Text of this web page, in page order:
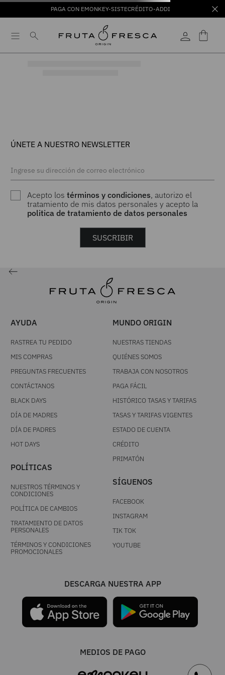
PAGA CON EMONKEY-SISTECRÉDITO-ADDI
ÚNETE A NUESTRO NEWSLETTER
Acepto lostérminos y condiciones, autorizo el
tratamiento de mis datos personales y acepto la
politica de tratamiento de datos personales
SUSCRIBIR
AYUDA
RASTREA TU PEDIDO
MIS COMPRAS
PREGUNTAS FRECUENTES
CONTÁCTANOS
BLACK DAYS
DÍA DE MADRES
DÍA DE PADRES
HOT DAYS
POLÍTICAS
NUESTROS TÉRMINOS Y
CONDICIONES
POLÍTICA DE CAMBIOS
TRATAMIENTO DE DATOS
PERSONALES
TÉRMINOS Y CONDICIONES
PROMOCIONALES
MUNDO ORIGIN
NUESTRAS TIENDAS
QUIÉNES SOMOS
TRABAJA CON NOSOTROS
PAGA FÁCIL
HISTÓRICO TASAS Y TARIFAS
TASAS Y TARIFAS VIGENTES
ESTADO DE CUENTA
CRÉDITO
PRIMATÓN
SÍGUENOS
FACEBOOK
INSTAGRAM
TIK TOK
YOUTUBE
DESCARGA NUESTRA APP
MEDIOS DE PAGO